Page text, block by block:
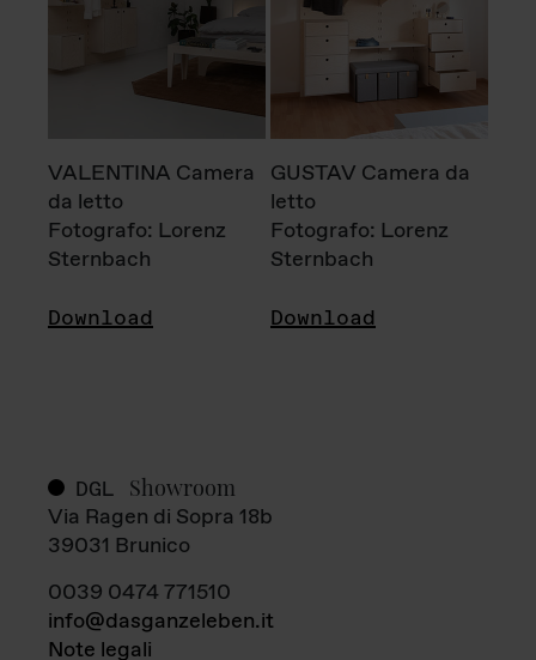
VALENTINA Camera
da letto
Fotografo: Lorenz
Sternbach
Download
GUSTAV Camera da
letto
Fotografo: Lorenz
Sternbach
Download
DGL Showroom
Via Ragen di Sopra 18b
39031 Brunico
0039 0474 771510
info@dasganzeleben.it
Note legali